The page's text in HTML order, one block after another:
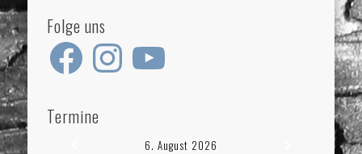
Folge uns
Facebook Instagram
Termine
6. August 2026